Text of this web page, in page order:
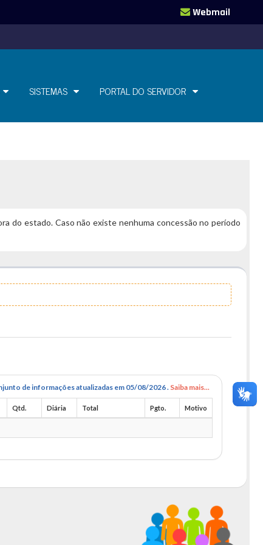
Webmail
SISTEMAS PORTAL DO SERVIDOR